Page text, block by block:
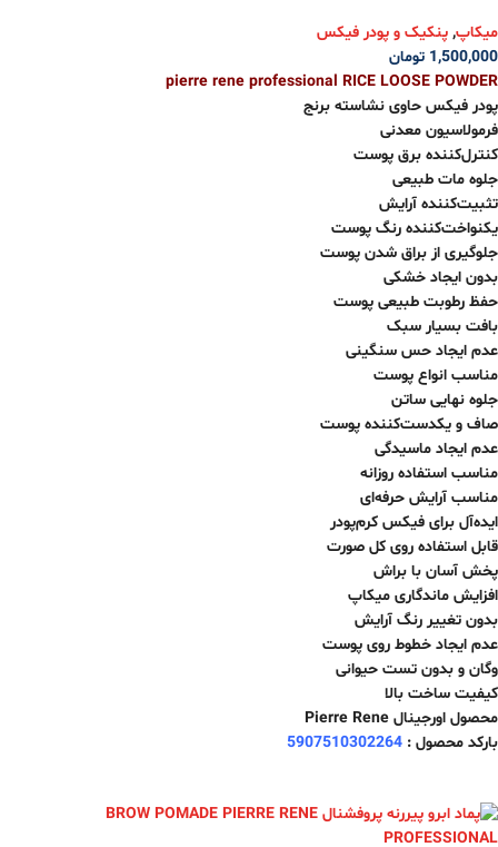
میکاپ, پنکیک و پودر فیکس
1,500,000 تومان
pierre rene professional RICE LOOSE POWDER
پودر فیکس حاوی نشاسته برنج
فرمولاسیون معدنی
کنترل‌کننده برق پوست
جلوه مات طبیعی
تثبیت‌کننده آرایش
یکنواخت‌کننده رنگ پوست
جلوگیری از براق شدن پوست
بدون ایجاد خشکی
حفظ رطوبت طبیعی پوست
بافت بسیار سبک
عدم ایجاد حس سنگینی
مناسب انواع پوست
جلوه نهایی ساتن
صاف و یکدست‌کننده پوست
عدم ایجاد ماسیدگی
مناسب استفاده روزانه
مناسب آرایش حرفه‌ای
ایده‌آل برای فیکس کرم‌پودر
قابل استفاده روی کل صورت
پخش آسان با براش
افزایش ماندگاری میکاپ
بدون تغییر رنگ آرایش
عدم ایجاد خطوط روی پوست
وگان و بدون تست حیوانی
کیفیت ساخت بالا
محصول اورجینال Pierre Rene
بارکد محصول : 5907510302264